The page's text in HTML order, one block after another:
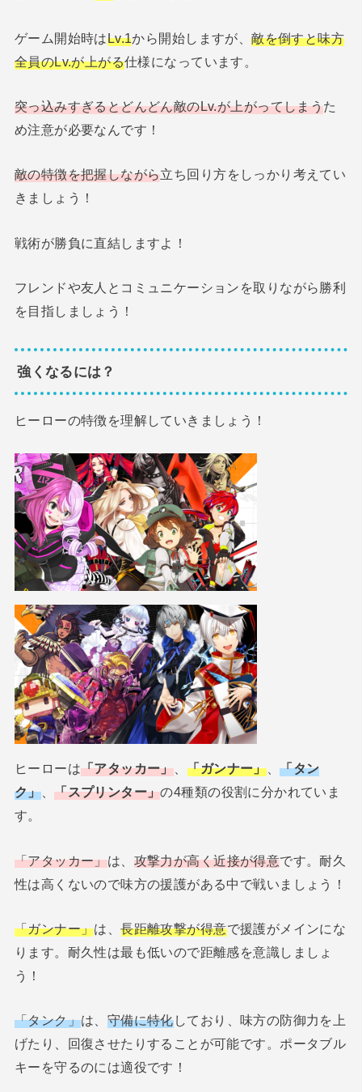
ゲーム開始時はLv.1から開始しますが、敵を倒すと味方
全員のLv.が上がる仕様になっています。
突っ込みすぎるとどんどん敵のLv.が上がってしまうた
め注意が必要なんです！
敵の特徴を把握しながら立ち回り方をしっかり考えてい
きましょう！
戦術が勝負に直結しますよ！
フレンドや友人とコミュニケーションを取りながら勝利
を目指しましょう！
強くなるには？
ヒーローの特徴を理解していきましょう！
ヒーローは「アタッカー」、 「ガンナー」、「タン
ク」、「スプリンター」の4種類の役割に分かれていま
す。
「アタッカー」は、 攻撃力が高く近接が得意です。耐久
性は高くないので味方の援護がある中で戦いましょう！
「ガンナー」は、長距離攻撃が得意で援護がメインにな
ります。耐久性は最も低いので距離感を意識しましょ
う！
「タンク」は、 守備に特化しており、味方の防御力を上
げたり、回復させたりすることが可能です。ポータブル
キーを守るのには適役です！